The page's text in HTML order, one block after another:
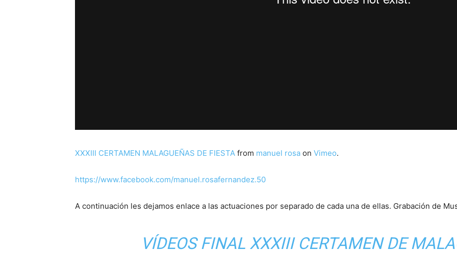
XXXIII CERTAMEN MALAGUEÑAS DE FIESTA from manuel rosa on Vimeo.
https://www.facebook.com/manuel.rosafernandez.50
A continuación les dejamos enlace a las actuaciones por separado de cada una de ellas. Grabación de
VÍDEOS FINAL XXXIII CERTAMEN DE